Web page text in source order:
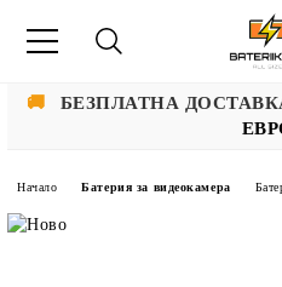
🚚 БЕЗПЛАТНА
Начало Батерия за видеокамера